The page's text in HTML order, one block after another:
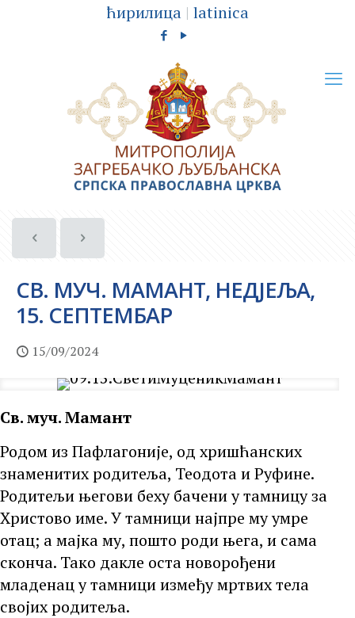
ћирилица | latinica
СВ. МУЧ. МАМАНТ, НЕДЈЕЉА,
15. СЕПТЕМБАР
15/09/2024
Св. муч. Мамант
Родом из Пафлагоније, од хришћанских
знаменитих родитеља, Теодота и Руфине.
Родитељи његови беху бачени у тамницу за
Христово име. У тамници најпре му умре
отац; а мајка му, пошто роди њега, и сама
сконча. Тако дакле оста новорођени
младенац у тамници између мртвих тела
својих родитеља.